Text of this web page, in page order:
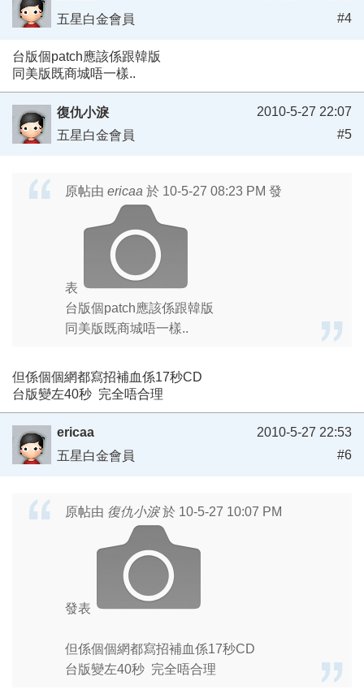
五星白金會員
#4
台版個patch應該係跟韓版
同美版既商城唔一樣..
復仇小淚
五星白金會員
2010-5-27 22:07
#5
原帖由 ericaa 於 10-5-27 08:23 PM 發
表
台版個patch應該係跟韓版
同美版既商城唔一樣..
但係個個網都寫招補血係17秒CD
台版變左40秒 完全唔合理
ericaa
五星白金會員
2010-5-27 22:53
#6
原帖由 復仇小淚於 10-5-27 10:07 PM
發表
但係個個網都寫招補血係17秒CD
台版變左40秒 完全唔合理